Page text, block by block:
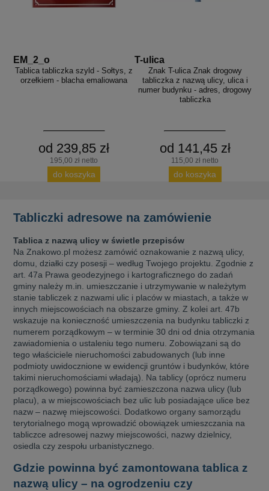
EM_2_o
Tablica tabliczka szyld - Sołtys, z
orzełkiem - blacha emaliowana
od 239,85 zł
195,00 zł netto
do koszyka
T-ulica
Znak T-ulica Znak drogowy
tabliczka z nazwą ulicy, ulica i
numer budynku - adres, drogowy
tabliczka
od 141,45 zł
115,00 zł netto
do koszyka
Tabliczki adresowe na zamówienie
Tablica z nazwą ulicy w świetle przepisów
Na Znakowo.pl możesz zamówić oznakowanie z nazwą ulicy,
domu, działki czy posesji – według Twojego projektu. Zgodnie z
art. 47a Prawa geodezyjnego i kartograficznego do zadań
gminy należy m.in. umieszczanie i utrzymywanie w należytym
stanie tabliczek z nazwami ulic i placów w miastach, a także w
innych miejscowościach na obszarze gminy. Z kolei art. 47b
wskazuje na konieczność umieszczenia na budynku tabliczki z
numerem porządkowym – w terminie 30 dni od dnia otrzymania
zawiadomienia o ustaleniu tego numeru. Zobowiązani są do
tego właściciele nieruchomości zabudowanych (lub inne
podmioty uwidocznione w ewidencji gruntów i budynków, które
takimi nieruchomościami władają). Na tablicy (oprócz numeru
porządkowego) powinna być zamieszczona nazwa ulicy (lub
placu), a w miejscowościach bez ulic lub posiadające ulice bez
nazw – nazwę miejscowości. Dodatkowo organy samorządu
terytorialnego mogą wprowadzić obowiązek umieszczania na
tabliczce adresowej nazwy miejscowości, nazwy dzielnicy,
osiedla czy zespołu urbanistycznego.
Gdzie powinna być zamontowana tablica z
nazwą ulicy – na ogrodzeniu czy